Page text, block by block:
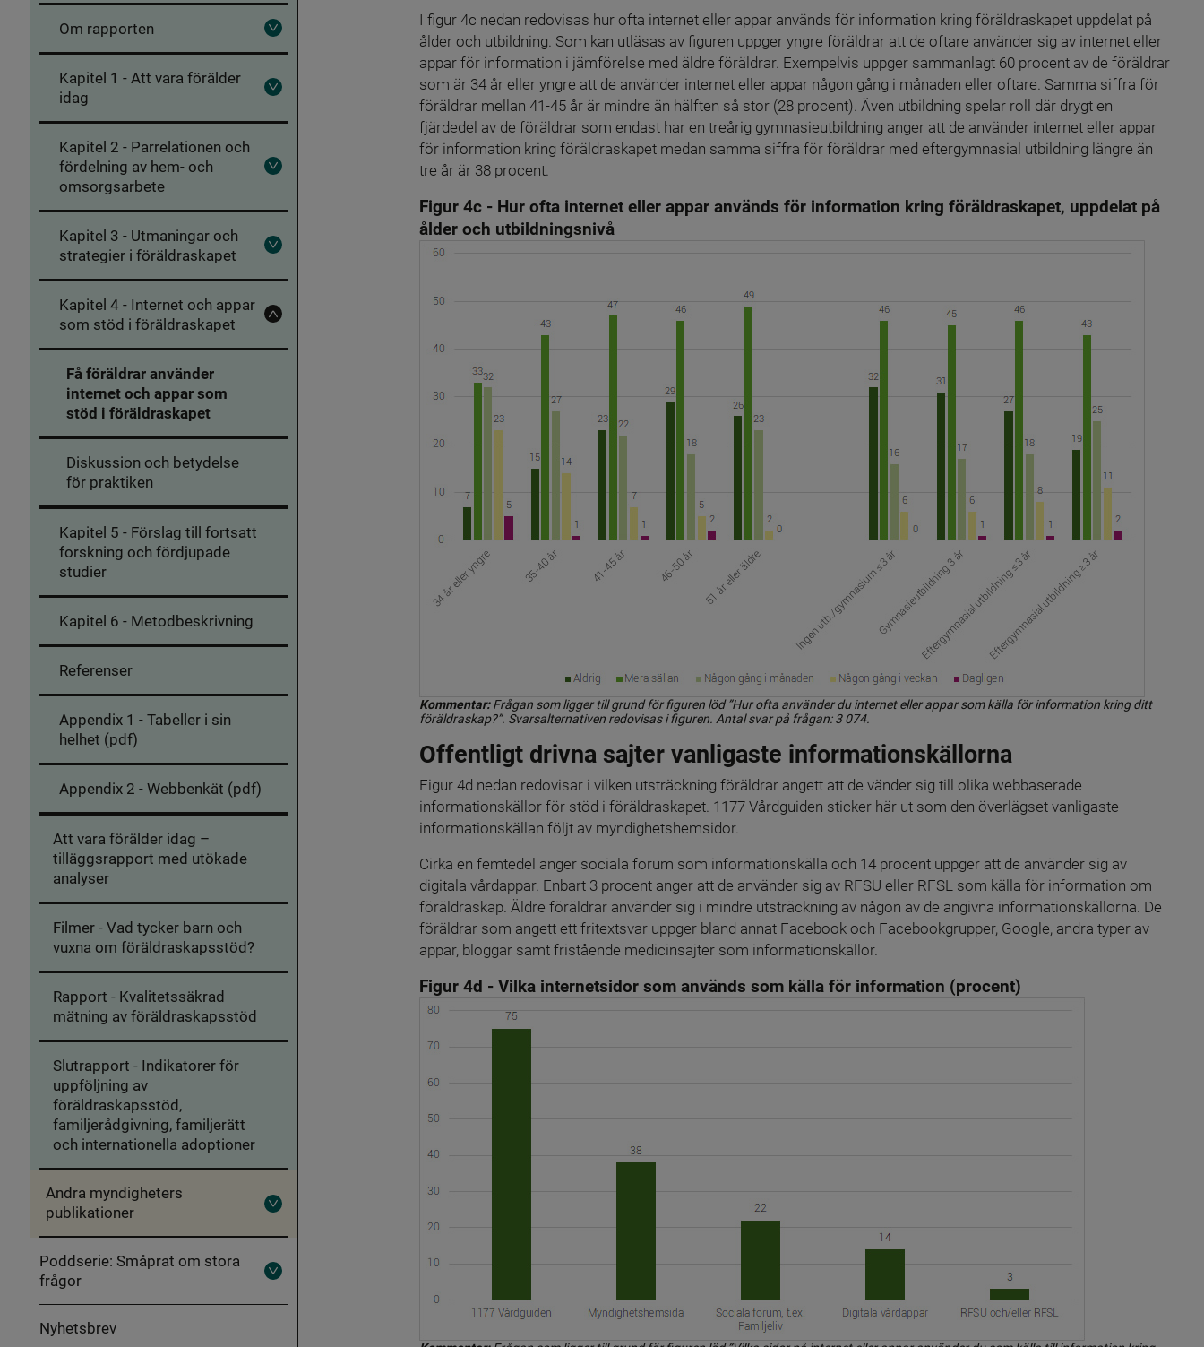
I figur 4c nedan redovisas hur ofta internet eller appar används för information kring föräldraskapet uppdelat på
ålder och utbildning. Som kan utläsas av figuren uppger yngre föräldrar att de oftare använder sig av internet eller
appar för information i jämförelse med äldre föräldrar. Exempelvis uppger sammanlagt 60 procent av de föräldrar
som är 34 år eller yngre att de använder internet eller appar någon gång i månaden eller oftare. Samma siffra för
föräldrar mellan 41-45 år är mindre än hälften så stor (28 procent). Även utbildning spelar roll där drygt en
fjärdedel av de föräldrar som endast har en treårig gymnasieutbildning anger att de använder internet eller appar
för information kring föräldraskapet medan samma siffra för föräldrar med eftergymnasial utbildning längre än
tre år är 38 procent.
Figur 4c - Hur ofta internet eller appar används för information kring föräldraskapet, uppdelat på
ålder och utbildningsnivå
Kommentar: Frågan som ligger till grund för figuren löd ”Hur ofta använder du internet eller appar som källa för information kring ditt
föräldraskap?”. Svarsalternativen redovisas i figuren. Antal svar på frågan: 3 074.
Offentligt drivna sajter vanligaste informationskällorna
Figur 4d nedan redovisar i vilken utsträckning föräldrar angett att de vänder sig till olika webbaserade
informationskällor för stöd i föräldraskapet. 1177 Vårdguiden sticker här ut som den överlägset vanligaste
informationskällan följt av myndighetshemsidor.
Cirka en femtedel anger sociala forum som informationskälla och 14 procent uppger att de använder sig av
digitala vårdappar. Enbart 3 procent anger att de använder sig av RFSU eller RFSL som källa för information om
föräldraskap. Äldre föräldrar använder sig i mindre utsträckning av någon av de angivna informationskällorna. De
föräldrar som angett ett fritextsvar uppger bland annat Facebook och Facebookgrupper, Google, andra typer av
appar, bloggar samt fristående medicinsajter som informationskällor.
Figur 4d - Vilka internetsidor som används som källa för information (procent)
-
grundrapport
Om rapporten
Fäll
ut
rapporten
Kapitel 1 - Att vara förälder
idag
Fäll
Kapitel
Att
vara
Kapitel 2 - Parrelationen och
fördelning av hem- och
omsorgsarbete
Fäll
2
Parrelationen
och
av
och
omsorgsarbete
Kapitel 3 - Utmaningar och
strategier i föräldraskapet
Fäll
Kapitel
-
Utmaningar
strategier
Kapitel 4 - Internet och appar
som stöd i föräldraskapet
Fäll
Kapitel
stöd
Få föräldrar använder
internet och appar som
stöd i föräldraskapet
Diskussion och betydelse
för praktiken
Kapitel 5 - Förslag till fortsatt
forskning och fördjupade
studier
Kapitel 6 - Metodbeskrivning
Referenser
Appendix 1 - Tabeller i sin
helhet (pdf)
Appendix 2 - Webbenkät (pdf)
Att vara förälder idag –
tilläggsrapport med utökade
analyser
Filmer - Vad tycker barn och
vuxna om föräldraskapsstöd?
Rapport - Kvalitetssäkrad
mätning av föräldraskapsstöd
Slutrapport - Indikatorer för
uppföljning av
föräldraskapsstöd,
familjerådgivning, familjerätt
och internationella adoptioner
Andra myndigheters
publikationer
Fäll
Andra
publikationer
Poddserie: Småprat om stora
frågor
Fäll
Poddserie:
Nyhetsbrev